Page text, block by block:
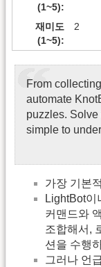
(1~5)
재미도
(1~5)
2
From
automate
puzzles. Solve
simple to
가장 기본
LightBot이
커맨드와
조합해서,
션을 수행
그러나 언